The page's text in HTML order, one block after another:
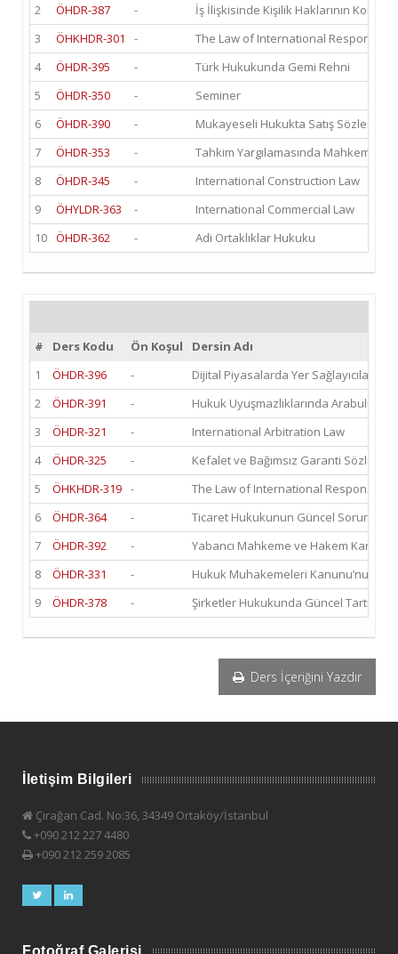
2
ÖHDR-387 -
İş İlişkisinde Kişilik Haklarının
3
ÖHKHDR-301 -
The Law of International
4
ÖHDR-395 -
Türk Hukukunda Gemi Rehni
5
ÖHDR-350 -
Seminer
6
ÖHDR-390 -
Mukayeseli Hukukta Satış
7
ÖHDR-353 -
Tahkim Yargılamasında
8
ÖHDR-345 -
International Construction Law
9
ÖHYLDR-363 -
International Commercial Law
10 ÖHDR-362 - Adi Ortaklıklar Hukuku
# Ders Kodu Ön Koşul
Dersin Adı
1
ÖHDR-396 -
Dijital Piyasalarda Yer Sağlayıcıların
2
ÖHDR-391 -
Hukuk Uyuşmazlıklarında
3
ÖHDR-321 -
International Arbitration Law
4
ÖHDR-325 -
Kefalet ve Bağımsız Garanti
5
ÖHKHDR-319 -
The Law of International
6
ÖHDR-364 -
Ticaret Hukukunun Güncel Sorunları
7
ÖHDR-392 -
Yabancı Mahkeme ve Hakem
8
ÖHDR-331 -
Hukuk Muhakemeleri Kanunu’nun
9
ÖHDR-378 - Şirketler Hukukunda Güncel
Ders İçeriğini Yazdır
İletişim Bilgileri
Çırağan Cad. No:36, 34349 Ortaköy/İstanbul
+090 212 227 4480
+090 212 259 2085
Fotoğraf Galerisi